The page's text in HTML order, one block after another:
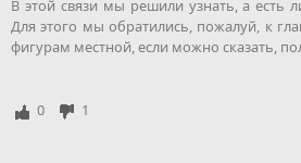
В этой связи мы решили узнать, а есть
Для этого мы обратились, пожалуй, к
фигурам местной, если можно сказать,
0 1